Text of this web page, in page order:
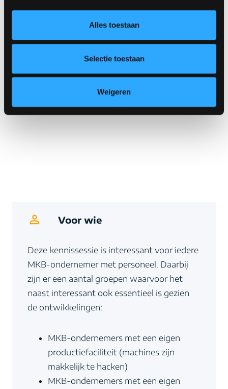
Alles toestaan
Selectie toestaan
Weigeren
Voor wie
Deze kennissessie is interessant voor iedere
MKB-ondernemer met personeel. Daarbij
zijn er een aantal groepen waarvoor het
naast interessant ook essentieel is gezien
de ontwikkelingen:
MKB-ondernemers met een eigen
productiefaciliteit (machines zijn
makkelijk te hacken)
MKB-ondernemers met een eigen